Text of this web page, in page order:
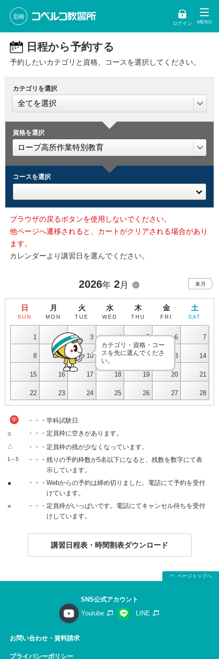
尼崎
ログイン
日程から予約する
予約したいカテゴリと資格、コースを選択してください。
カテゴリを選択
資格を選択
コースを選択
ブラウザの戻るボタンを使用しないでください。
他ページへ遷移されると、カートがクリアされる場合があり
ます。
カレンダーより講習日を選んでください。
2026年 2月 来月
日
SUN
月
MON
火
TUE
水
WED
木
THU
金
FRI
土
SAT
1 2 3 4 5 6 7
8 9 10 11 12 13 14
15 16 17 18 19 20 21
22 23 24 25 26 27 28
カテゴリ・資格・コー
スを先に選んでくださ
い。
学 ・・・学科試験日
○ ・・・定員枠に空きがあります。
△ ・・・定員枠の残が少なくなっています。
1～5
・・・残りの予約枠数が5名以下になると、残数を数字にて表
示しています。
●
・・・Webからの予約は締め切りました。電話にて予約を受付
けています。
×
・・・定員枠がいっぱいです。電話にてキャンセル待ちを受付
けしています。
講習日程表・時間割表ダウンロード
ページトップへ
SNS公式アカウント
Youtube
LINE
お問い合わせ・資料請求
プライバシーポリシー